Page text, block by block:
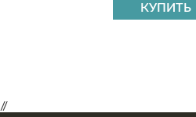
КУПИТЬ
//